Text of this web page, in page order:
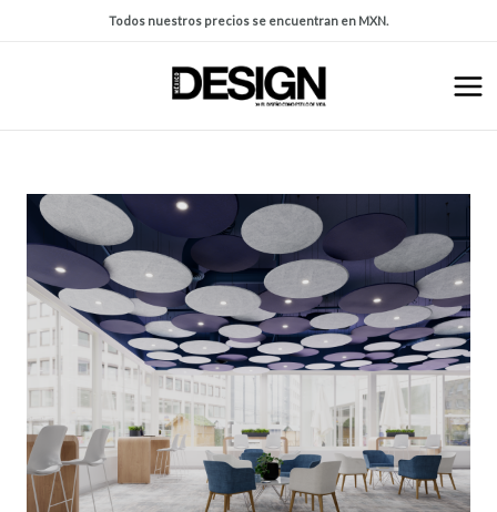
Todos nuestros precios se encuentran en MXN.